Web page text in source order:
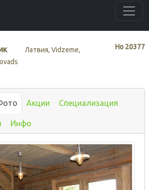
Нo 20377
Латвия, Vidzeme,
Акции Специализация
Инфо